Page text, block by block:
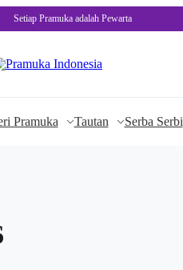
Setiap Pramuka adalah Pewarta
Pramuka Tautan Serba Serbi